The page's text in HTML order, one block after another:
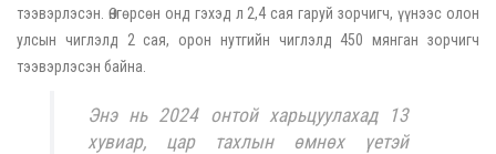
тээвэрлэсэн. Өнгөрсөн онд гэхэд л 2,4 сая гаруй зорчигч, үүнээс олон
улсын чиглэлд 2 сая, орон нутгийн чиглэлд 450 мянган зорчигч
тээвэрлэсэн байна.
Энэ нь 2024 онтой харьцуулахад 13
хувиар, цар тахлын өмнөх үетэй